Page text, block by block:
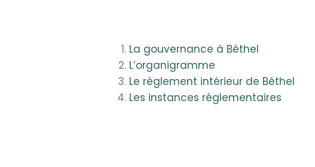
La gouvernance à Béthel
L’organigramme
Le règlement intérieur de Béthel
Les instances réglementaires